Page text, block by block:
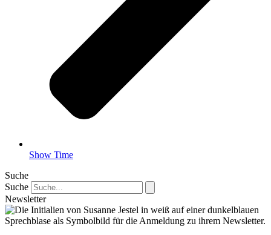
Show Time
Suche
Suche
Newsletter